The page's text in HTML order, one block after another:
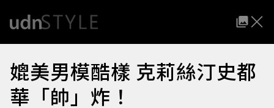
媲美男模酷樣 克莉絲汀史都
華「帥」炸！